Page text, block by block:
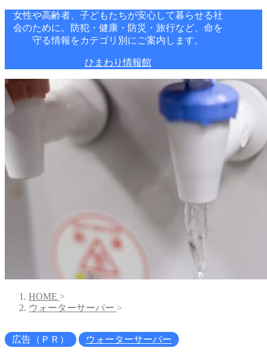
女性や高齢者、子どもたちが安心して暮らせる社
会のために。防犯・健康・防災・旅行など、命を
守る情報をカテゴリ別にご案内します。
ひまわり情報館
HOME >
ウォーターサーバー >
広告（ＰＲ） ウォーターサーバー